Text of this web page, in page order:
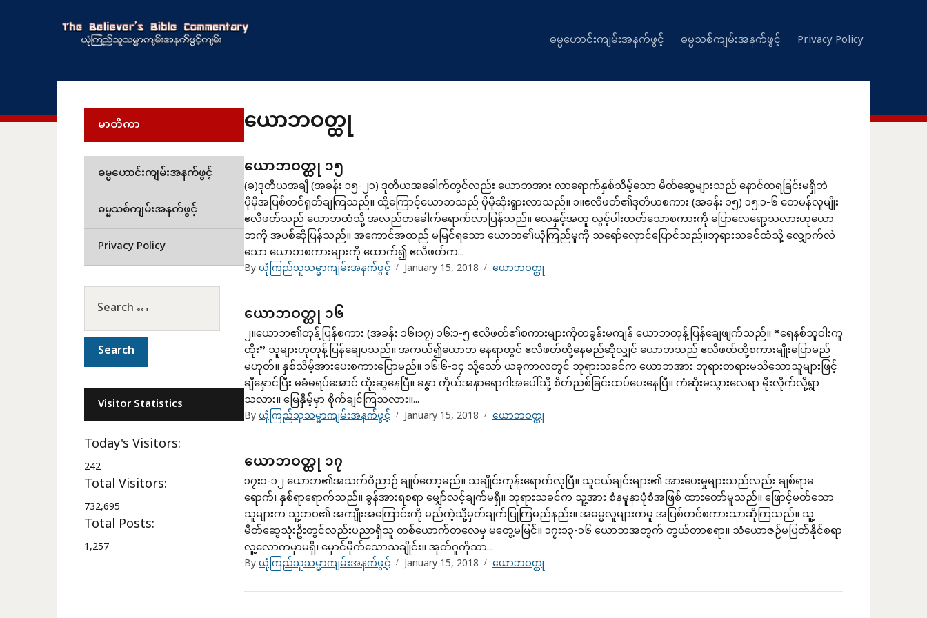
ဓမ္မဟောင်းကျမ်းအနက်ဖွင့် ဓမ္မသစ်ကျမ်းအနက်ဖွင့် Privacy Policy
ယောဘဝတ္ထု
ယောဘဝတ္ထု ၁၅
(ခ)ဒုတိယအချီ (အခန်း ၁၅-၂၁) ဒုတိယအခေါက်တွင်လည်း ယောဘအား လာရောက်နှစ်သိမ့်သော မိတ်ဆွေများသည် နောင်တရခြင်းမရှိဘဲ
ပိုမိုအပြစ်တင်ရှုတ်ချကြသည်။ ထို့ကြောင့်ယောဘသည် ပိုမိုဆိုးရွားလာသည်။ ၁။ဧလိဖတ်၏ဒုတိယစကား (အခန်း ၁၅) ၁၅:၁-၆ တေမန်လူမျိုး
ဧလိဖတ်သည် ယောဘထံသို့ အလည်တခေါက်ရောက်လာပြန်သည်။ လေနှင့်အတူ လွင့်ပါးတတ်သောစကားကို ပြောလေရော့သလားဟုယော
ဘကို အပစ်ဆိုပြန်သည်။ အကောင်အထည် မမြင်ရသော ယောဘ၏ယုံကြည်မှုကို သရော်လှောင်ပြောင်သည်။ဘုရားသခင်ထံသို့ လျှောက်လဲ
သော ယောဘစကားများကို ထောက်၍ ဧလိဖတ်က...
Byယုံကြည်သူသမ္မာကျမ်းအနက်ဖွင့် January 15, 2018 ယောဘဝတ္ထု
ယောဘဝတ္ထု ၁၆
၂။ယောဘ၏တုန့်ပြန်စကား (အခန်း ၁၆၊၁၇) ၁၆:၁-၅ ဧလိဖတ်၏စကားများကိုတခွန်းမကျန် ယောဘတုန့်ပြန်ချေဖျက်သည်။ “ရေနစ်သူဝါးကူ
ထိုး” သူများဟုတုန့်ပြန်ချေပသည်။ အကယ်၍ယောဘ နေရာတွင် ဧလိဖတ်တို့နေမည်ဆိုလျှင် ယောဘသည် ဧလိဖတ်တို့စကားမျိုးပြောမည်
မဟုတ်။ နှစ်သိမ့်အားပေးစကားပြောမည်။ ၁၆:၆-၁၄ သို့သော် ယခုကာလတွင် ဘုရားသခင်က ယောဘအား ဘုရားတရားမသိသောသူများဖြင့်
ချီနှောင်ပြီး မခံမရပ်အောင် ထိုးဆွနေပြီ။ ခန္ဓာ ကိုယ်အနာရောဂါအပေါ်သို့ စိတ်ညစ်ခြင်းထပ်ပေးနေပြီ။ ကံဆိုးမသွားလေရာ မိုးလိုက်လို့ရွာ
သလား။ မြေနှိမ့်မှာ စိုက်ချင်ကြသလား။...
Byယုံကြည်သူသမ္မာကျမ်းအနက်ဖွင့် January 15, 2018 ယောဘဝတ္ထု
ယောဘဝတ္ထု ၁၇
၁၇း၁-၁၂ ယောဘ၏အသက်ဝိညာဉ် ချုပ်တော့မည်။ သချိုင်းကုန်းရောက်လုပြီ။ သူငယ်ချင်းများ၏ အားပေးမှုများသည်လည်း ချစ်ရာမ
ရောက်၊ နှစ်ရာရောက်သည်။ ခွန်အားရစရာ မျှော်လင့်ချက်မရှိ။ ဘုရားသခင်က သူ့အား စံနမူနာပုံစံအဖြစ် ထားတော်မူသည်။ ဖြောင့်မတ်သော
သူများက သူ့ဘဝ၏ အကျိုးအကြောင်းကို မည်ကဲ့သို့မှတ်ချက်ပြုကြမည်နည်း။ အဓမ္မလူများကမူ အပြစ်တင်စကားသာဆိုကြသည်။ သူ့
မိတ်ဆွေသုံးဦးတွင်လည်းပညာရှိသူ တစ်ယောက်တလေမှ မတွေ့မမြင်။ ၁၇း၁၃-၁၆ ယောဘအတွက် တွယ်တာစရာ။ သံယောဇဉ်မပြတ်နိုင်စရာ
လူ့လောကမှာမရှိ၊ မှောင်မိုက်သောသချိုင်း။ အုတ်ဂူကိုသာ...
Byယုံကြည်သူသမ္မာကျမ်းအနက်ဖွင့် January 15, 2018 ယောဘဝတ္ထု
မာတိကာ
ဓမ္မဟောင်းကျမ်းအနက်ဖွင့်
ဓမ္မသစ်ကျမ်းအနက်ဖွင့်
Privacy Policy
Visitor Statistics
Today's Visitors:
242
Total Visitors:
732,695
Total Posts:
1,257